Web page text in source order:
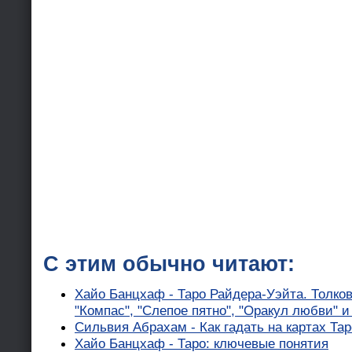
С этим обычно читают:
Хайо Банцхаф - Таро Райдера-Уэйта.
"Компас", "Слепое пятно", "Оракул любви" и
Сильвия Абрахам - Как гадать на картах
Хайо Банцхаф - Таро: ключевые понятия